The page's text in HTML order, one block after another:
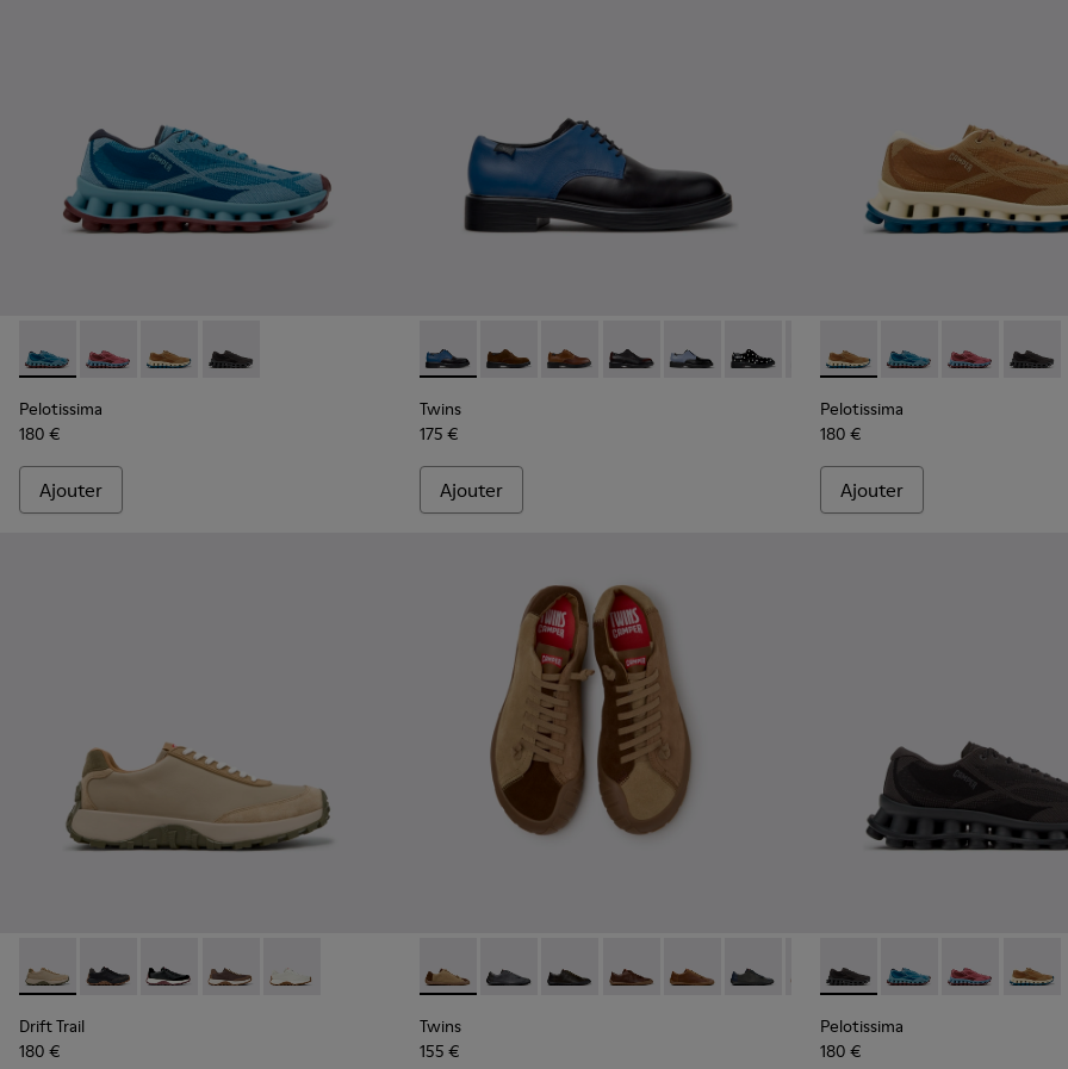
Pelotissima - K101109-011 - Baskets bleues en matières techniques recyclées pour homme.
Pelotissima - K101109-010
Pelotissima - K101109-007 - Baskets marron en matières techniques recyclées pour homme.
Pelotissima - K101109-006 - Baskets noires en matières techniques recyclées pour homme.
Pelotissima
180 €
Ajouter
Twins - K100979-026 - Chaussures en cuir multicolores pour homme.
Twins - K100979-027
Twins - K100979-025 - Chaussures en cuir marron pour homme.
Twins - K100979-022 - Chaussures en cuir noir pour
Twins - K100979-016
Twins - K100979-014
Twins - K100979-012
Twins - K100979-011
Twins - K100979-
Twins -
Twins
175 €
Ajouter
Pelotissima - K101109-007
Pelotissima -Pelotissima -
Pelotissima
180 €
Ajouter
Drift Trail - K100928-026 - Baskets en cuir et nubuck multicolores pour homme.
Drift Trail - K100928-025
Drift Trail - K100928-021
Drift Trail - K100928-020
Drift Trail - K100928-001
Drift Trail
180 €
Twins - K101114-014 - Chaussures en cuir velours marron pour homme.
Twins - K101114-013 - Chaussures en cuir gris pour homme.
Twins - K101114-012
Twins - K101114-011 - Chaussures en cuir marron pour
Twins - K101114-010
Twins - K101114-009
Twins - K101114-007
Twins - K101114-006
Twins - K101114-005
Twins -
Twins
155 €
Pelotissima - K101109-006
Pelotissima -Pelotissima -
Pelotissima
180 €